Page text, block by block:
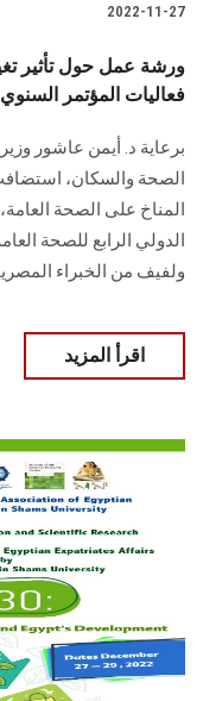
2022-11-27
ورشة عمل حول تأثير
فعاليات المؤتمر
برعاية د. أيمن عاشور وزير
الصحة والسكان،
المناخ على الصحة
الدولي الرابع للصحة
ولفيف من الخبراء
اقرأ المزيد